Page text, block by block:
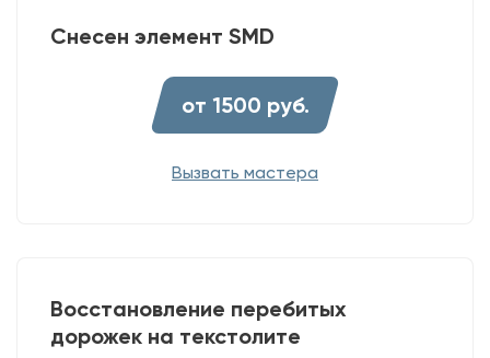
Снесен элемент SMD
от 1500 руб.
Вызвать мастера
Восстановление перебитых
дорожек на текстолите